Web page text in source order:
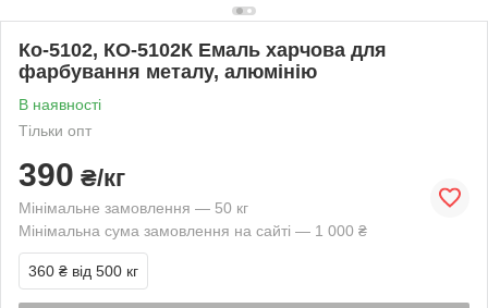
Ко-5102, КО-5102К Емаль харчова для
фарбування металу, алюмінію
В наявності
Тільки опт
390 ₴/кг
Мінімальне замовлення — 50 кг
Мінімальна сума замовлення на сайті — 1 000 ₴
360 ₴ від 500 кг